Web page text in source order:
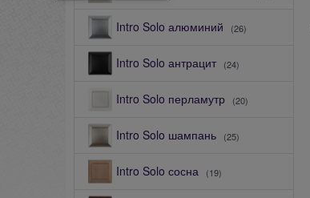
Intro Solo алюминий (26)
Intro Solo антрацит (24)
Intro Solo перламутр (20)
Intro Solo шампань (25)
Intro Solo сосна (19)